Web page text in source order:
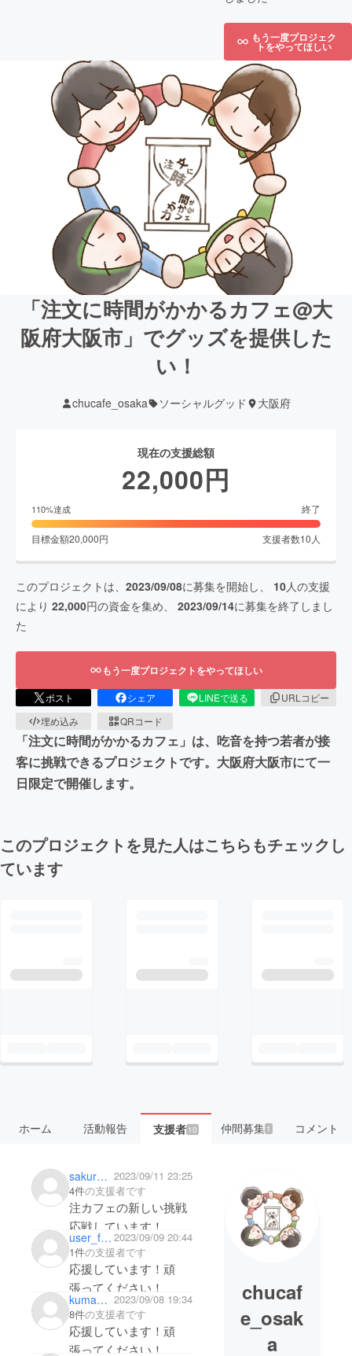
もう一度プロジェク
トをやってほしい
「注文に時間がかかるカフェ@大
阪府大阪市」でグッズを提供した
い！
chucafe_osaka ソーシャルグッド 大阪府
現在の支援総額
22,000円
110%達成 終了
目標金額20,000円 支援者数10人
このプロジェクトは、 2023/09/08に募集を開始し、 10人の支援
により 22,000円の資金を集め、 2023/09/14に募集を終了しまし
た
もう一度プロジェクトをやってほしい
ポスト シェア LINEで送る
URLコピー
埋め込み
QRコード
「注文に時間がかかるカフェ」は、吃音を持つ若者が接
客に挑戦できるプロジェクトです。大阪府大阪市にて一
日限定で開催します。
このプロジェクトを見た人はこちらもチェックし
ています
ホーム 活動報告 支援者 10 仲間募集 1 コメント
sakuramochi_023 2023/09/11 23:25
4件の支援者です
注カフェの新しい挑戦
応戦しています！
user_fb74425fb1b4 2023/09/09 20:44
1件の支援者です
応援しています！頑
張ってください！
kumano313 2023/09/08 19:34
8件の支援者です
応援しています！頑
張ってください！
chucaf
e_osak
a